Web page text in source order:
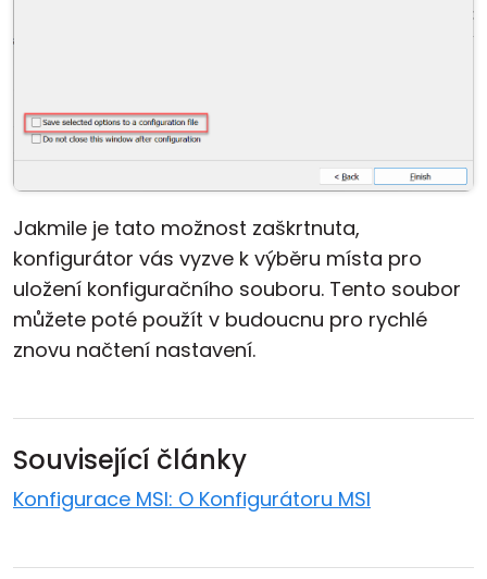
Jakmile je tato možnost zaškrtnuta,
konfigurátor vás vyzve k výběru místa pro
uložení konfiguračního souboru. Tento soubor
můžete poté použít v budoucnu pro rychlé
znovu načtení nastavení.
Související články
Konfigurace MSI: O Konfigurátoru MSI